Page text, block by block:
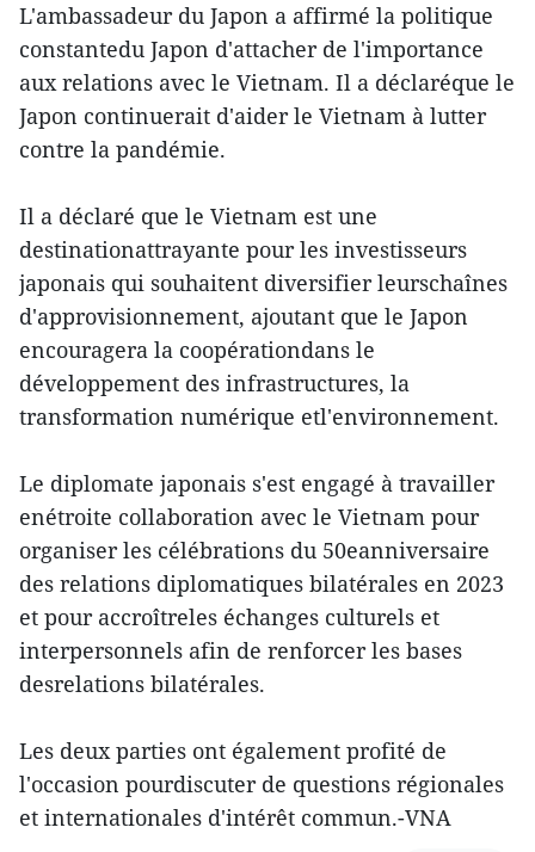
L'ambassadeur du Japon a affirmé la politique
constantedu Japon d'attacher de l'importance
aux relations avec le Vietnam. Il a déclaréque le
Japon continuerait d'aider le Vietnam à lutter
contre la pandémie.
Il a déclaré que le Vietnam est une
destinationattrayante pour les investisseurs
japonais qui souhaitent diversifier leurschaînes
d'approvisionnement, ajoutant que le Japon
encouragera la coopérationdans le
développement des infrastructures, la
transformation numérique etl'environnement.
Le diplomate japonais s'est engagé à travailler
enétroite collaboration avec le Vietnam pour
organiser les célébrations du 50eanniversaire
des relations diplomatiques bilatérales en 2023
et pour accroîtreles échanges culturels et
interpersonnels afin de renforcer les bases
desrelations bilatérales.
Les deux parties ont également profité de
l'occasion pourdiscuter de questions régionales
et internationales d'intérêt commun.-VNA